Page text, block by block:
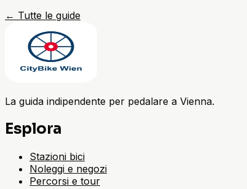
← Tutte le guide
La guida indipendente per pedalare a Vienna.
Esplora
Stazioni bici
Noleggi e negozi
Percorsi e tour